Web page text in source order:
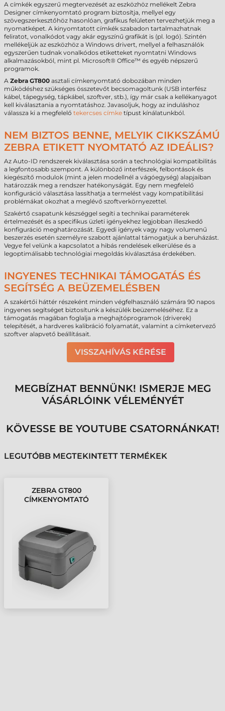
A címkék egyszerű megtervezését az eszközhöz mellékelt Zebra
Designer címkenyomtató program biztosítja, mellyel egy
szövegszerkesztőhöz hasonlóan, grafikus felületen tervezhetjük meg a
nyomatképet. A kinyomtatott címkék szabadon tartalmazhatnak
feliratot, vonalkódot vagy akár egyszínű grafikát is (pl. logó). Szintén
mellékeljük az eszközhöz a Windows drivert, mellyel a felhasználók
egyszerűen tudnak vonalkódos etiketteket nyomtatni Windows
alkalmazásokból, mint pl. Microsoft® Office™ és egyéb népszerű
programok.
A Zebra GT800 asztali címkenyomtató dobozában minden
működéshez szükséges összetevőt becsomagoltunk (USB interfész
kábel, tápegység, tápkábel, szoftver, stb.), így már csak a kellékanyagot
kell kiválasztania a nyomtatáshoz. Javasoljuk, hogy az induláshoz
válassza ki a megfelelő tekercses címke típust kínálatunkból.
NEM BIZTOS BENNE, MELYIK CIKKSZÁMÚ
ZEBRA ETIKETT NYOMTATÓ AZ IDEÁLIS?
Az Auto-ID rendszerek kiválasztása során a technológiai kompatibilitás
a legfontosabb szempont. A különböző interfészek, felbontások és
kiegészítő modulok (mint a jelen modellnél a vágóegység) alapjaiban
határozzák meg a rendszer hatékonyságát. Egy nem megfelelő
konfiguráció választása lassíthatja a termelést vagy kompatibilitási
problémákat okozhat a meglévő szoftverkörnyezettel.
Szakértő csapatunk készséggel segíti a technikai paraméterek
értelmezését és a specifikus üzleti igényekhez legjobban illeszkedő
konfiguráció meghatározását. Egyedi igények vagy nagy volumenű
beszerzés esetén személyre szabott ajánlattal támogatjuk a beruházást.
Vegye fel velünk a kapcsolatot a hibás rendelések elkerülése és a
legoptimálisabb technológiai megoldás kiválasztása érdekében.
INGYENES TECHNIKAI TÁMOGATÁS ÉS
SEGÍTSÉG A BEÜZEMELÉSBEN
A szakértői háttér részeként minden végfelhasználó számára 90 napos
ingyenes segítséget biztosítunk a készülék beüzemeléséhez. Ez a
támogatás magában foglalja a meghajtóprogramok (driverek)
telepítését, a hardveres kalibráció folyamatát, valamint a címketervező
szoftver alapvető beállításait.
VISSZAHÍVÁS KÉRÉSE
MEGBÍZHAT BENNÜNK! ISMERJE MEG
VÁSÁRLÓINK VÉLEMÉNYÉT
KÖVESSE BE YOUTUBE CSATORNÁNKAT!
LEGUTÓBB MEGTEKINTETT TERMÉKEK
ZEBRA GT800
CÍMKENYOMTATÓ